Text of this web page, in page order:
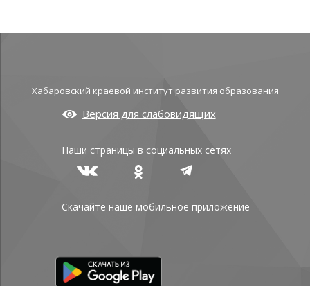
Хабаровский краевой институт развития образования
Версия для слабовидящих
Наши страницы в социальных сетях
Скачайте наше мобильное приложение